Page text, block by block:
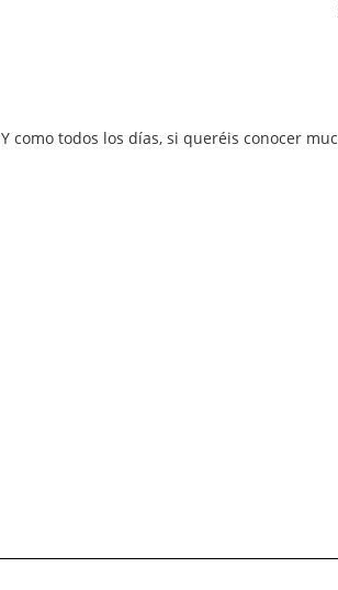
Y como todos los días, si queréis conocer